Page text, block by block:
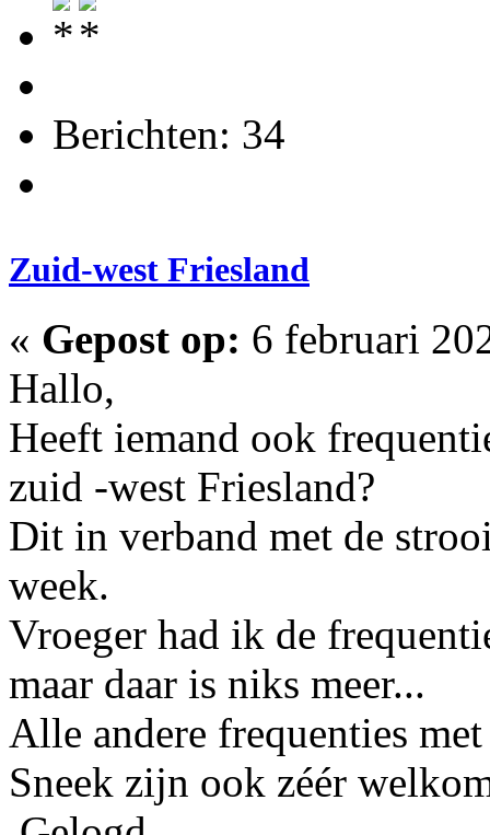
Berichten: 34
Zuid-west Friesland
« Gepost op: 6 februari
Hallo,
Heeft iemand ook
zuid -west Friesland?
Dit in verband met de
week.
Vroeger had ik de
maar daar is niks meer...
Alle andere frequenties
Sneek zijn ook zéér